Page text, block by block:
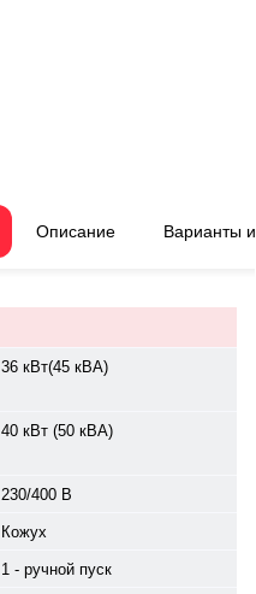
Описание Варианты
36 кВт(45 кВА)
40 кВт (50 кВА)
230/400 В
Кожух
1 - ручной пуск